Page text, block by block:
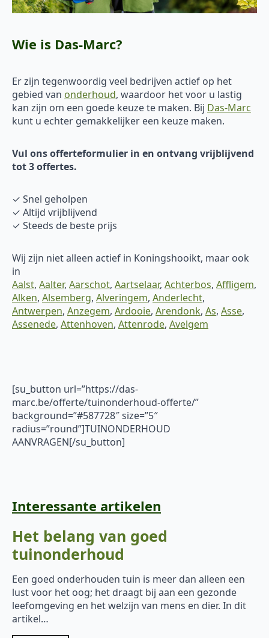
Wie is Das-Marc?
Er zijn tegenwoordig veel bedrijven actief op het
gebied van onderhoud, waardoor het voor u lastig
kan zijn om een goede keuze te maken. Bij Das-Marc
kunt u echter gemakkelijker een keuze maken.
Vul ons offerteformulier in en ontvang vrijblijvend
tot 3 offertes.
✓ Snel geholpen
✓ Altijd vrijblijvend
✓ Steeds de beste prijs
Wij zijn niet alleen actief in Koningshooikt, maar ook
in
Aalst, Aalter, Aarschot, Aartselaar, Achterbos, Affligem,
Alken, Alsemberg, Alveringem, Anderlecht,
Antwerpen, Anzegem, Ardooie, Arendonk, As, Asse,
Assenede, Attenhoven, Attenrode, Avelgem
[su_button url=”https://das-
marc.be/offerte/tuinonderhoud-offerte/”
background=”#587728″ size=”5″
radius=”round”]TUINONDERHOUD
AANVRAGEN[/su_button]
Interessante artikelen
Het belang van goed
tuinonderhoud
Een goed onderhouden tuin is meer dan alleen een
lust voor het oog; het draagt bij aan een gezonde
leefomgeving en het welzijn van mens en dier. In dit
artikel…